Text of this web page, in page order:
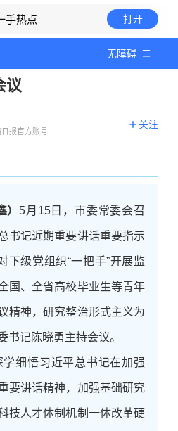
手热点 打开
无障碍
议
日报官方账号
关注
）5月15日，市委常委会召
书记近期重要讲话重要指示
下级党组织“一把手”开展监
国、全省高校毕业生等青年
精神，研究整治形式主义为
书记陈晓勇主持会议。
学细悟习近平总书记在加强
要讲话精神，加强基础研究
技人才体制机制一体改革硬